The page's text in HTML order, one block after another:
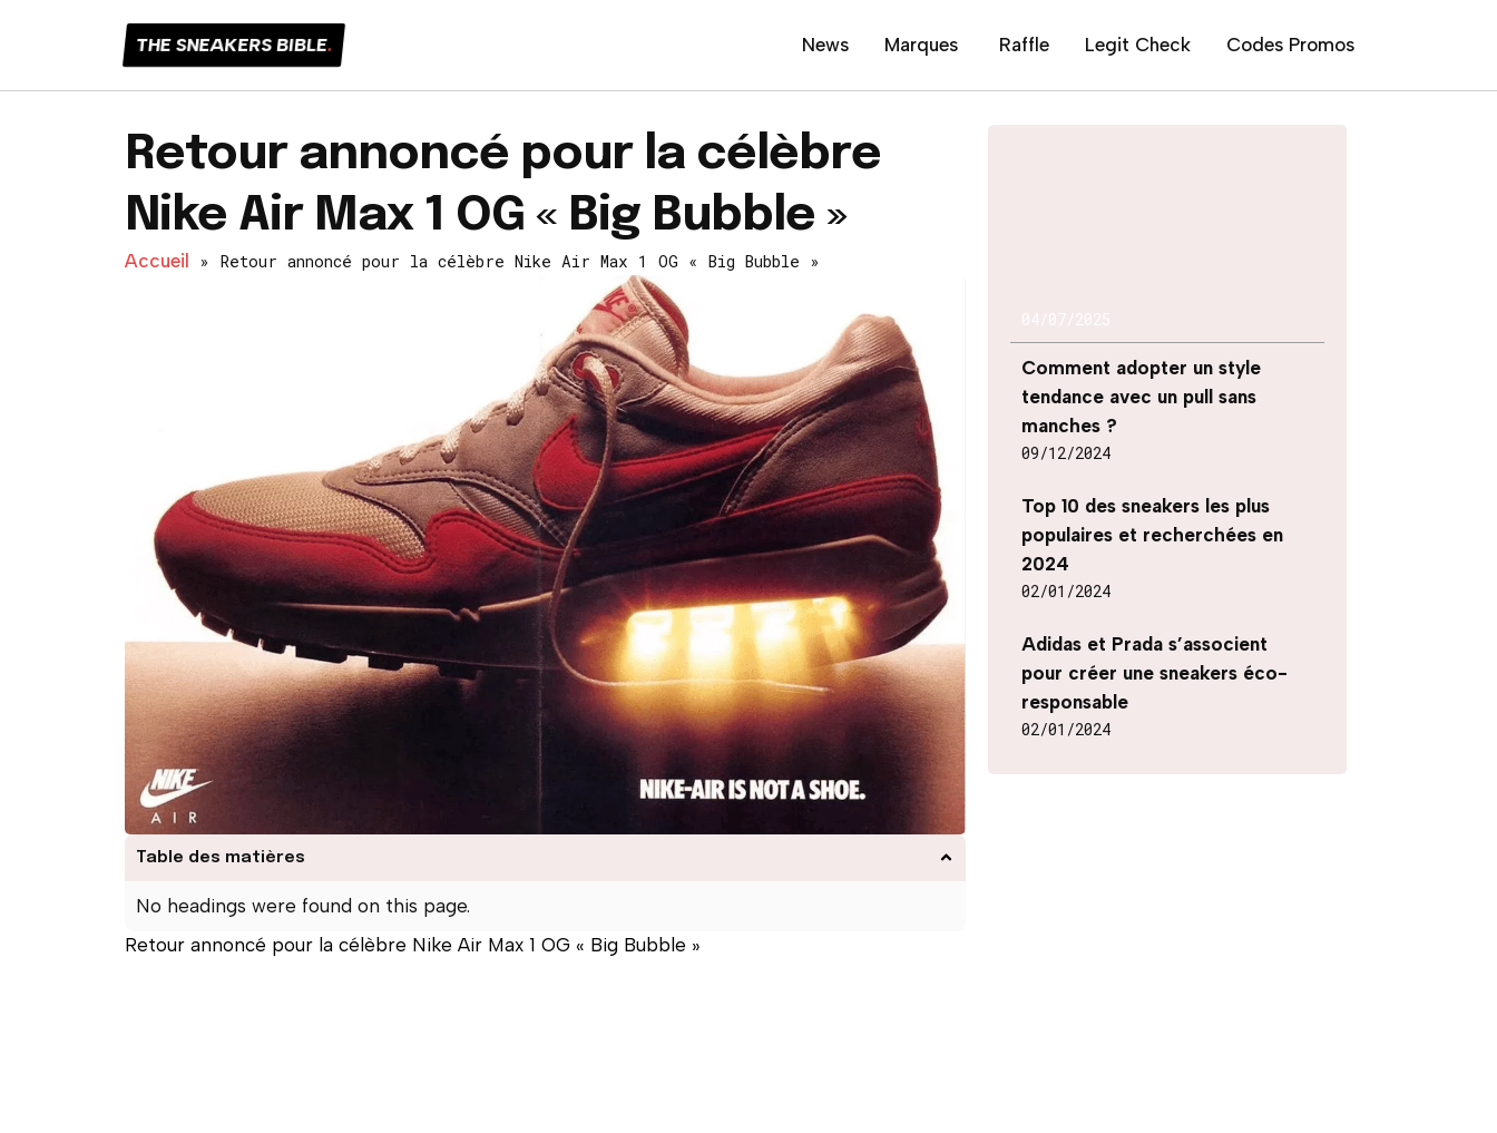
THE SNEAKERS BIBLE. News Marques Raffle Legit Check Codes Promos
Retour annoncé pour la célèbre
Nike Air Max 1 OG « Big Bubble »
Accueil » Retour annoncé pour la célèbre Nike Air Max 1 OG « Big Bubble »
Table des matières
No headings were found on this page.
Retour annoncé pour la célèbre Nike Air Max 1 OG « Big Bubble »
Comment adopter un style
tendance avec un pull sans
manches ?
09/12/2024
Top 10 des sneakers les plus
populaires et recherchées en
2024
02/01/2024
Adidas et Prada s’associent
pour créer une sneakers éco-
responsable
02/01/2024